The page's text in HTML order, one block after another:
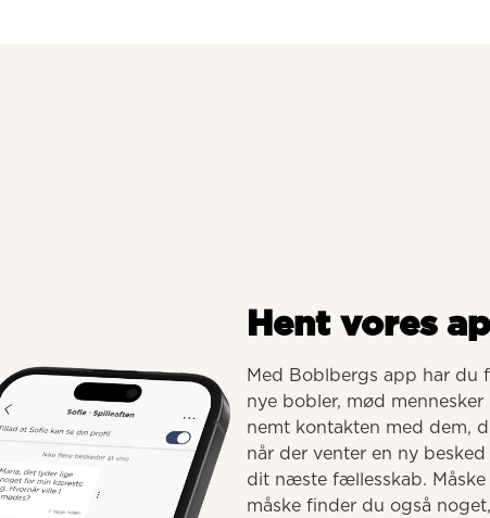
Hent vores
Med Boblbergs app har du
nye bobler, mød
nemt kontakten med dem,
når der venter en ny
dit næste fællesskab. Måske
måske finder du også